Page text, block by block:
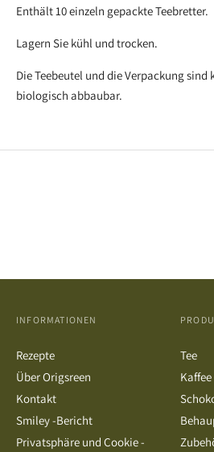
Enthält 10 einzeln gepackte Teebretter.
Lagern Sie kühl und trocken.
Die Teebeutel und die Verpackung
biologisch abbaubar.
INFORMATIONEN
Rezepte
Über Origsreen
Kontakt
Smiley -Bericht
Privatsphäre und Cookie -
Tee
Kaffee